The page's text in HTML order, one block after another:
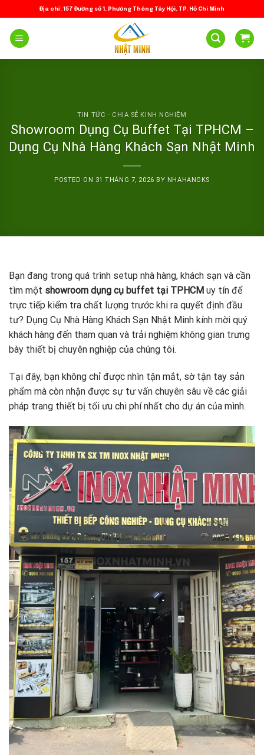
to
content
Địa chỉ: 157 Đường số 1, Phường Thông Tây Hội, TP. Hồ Chí Minh
TIN TỨC - CHIA SẺ KINH NGHIỆM
Showroom Dụng Cụ Buffet Tại TPHCM –
Dụng Cụ Nhà Hàng Khách Sạn Nhật Minh
POSTED ON 31 THÁNG 7, 2026 BY NHAHANGKS
Bạn đang trong quá trình setup nhà hàng, khách sạn và cần
tìm một showroom dụng cụ buffet tại TPHCM uy tín để
trực tiếp kiểm tra chất lượng trước khi ra quyết định đầu
tư? Dụng Cụ Nhà Hàng Khách Sạn Nhật Minh kính mời quý
khách hàng đến tham quan và trải nghiệm không gian trưng
bày thiết bị chuyên nghiệp của chúng tôi.
Tại đây, bạn không chỉ được nhìn tận mắt, sờ tận tay sản
phẩm mà còn nhận được sự tư vấn chuyên sâu về các giải
pháp trang thiết bị tối ưu chi phí nhất cho dự án của mình.